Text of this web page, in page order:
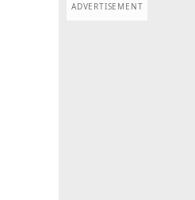
ADVERTISEMENT